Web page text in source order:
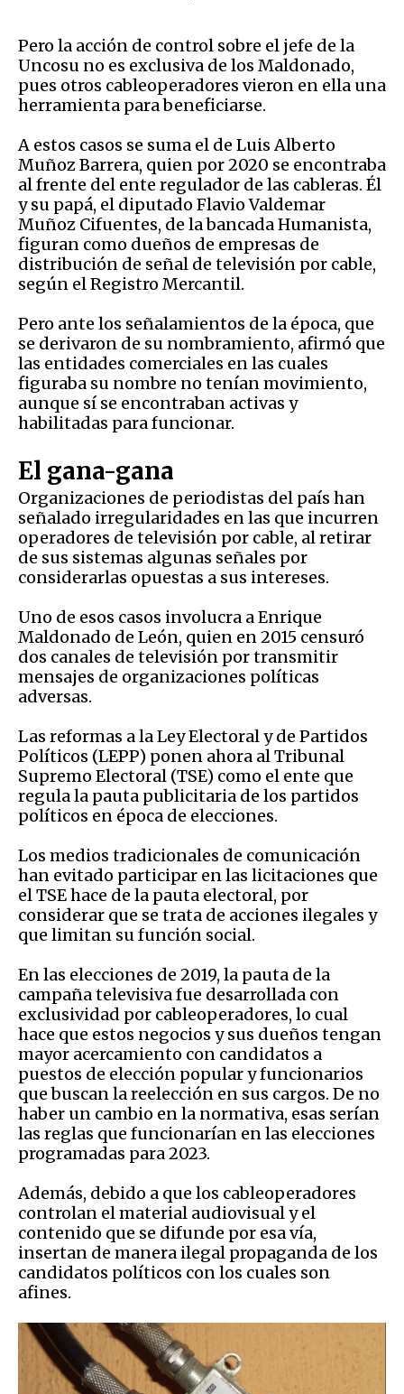
Pero la acción de control sobre el jefe de la
Uncosu no es exclusiva de los Maldonado,
pues otros cableoperadores vieron en ella una
herramienta para beneficiarse.
A estos casos se suma el de Luis Alberto
Muñoz Barrera, quien por 2020 se encontraba
al frente del ente regulador de las cableras. Él
y su papá, el diputado Flavio Valdemar
Muñoz Cifuentes, de la bancada Humanista,
figuran como dueños de empresas de
distribución de señal de televisión por cable,
según el Registro Mercantil.
Pero ante los señalamientos de la época, que
se derivaron de su nombramiento, afirmó que
las entidades comerciales en las cuales
figuraba su nombre no tenían movimiento,
aunque sí se encontraban activas y
habilitadas para funcionar.
El gana-gana
Organizaciones de periodistas del país han
señalado irregularidades en las que incurren
operadores de televisión por cable, al retirar
de sus sistemas algunas señales por
considerarlas opuestas a sus intereses.
Uno de esos casos involucra a Enrique
Maldonado de León, quien en 2015 censuró
dos canales de televisión por transmitir
mensajes de organizaciones políticas
adversas.
Las reformas a la Ley Electoral y de Partidos
Políticos (LEPP) ponen ahora al Tribunal
Supremo Electoral (TSE) como el ente que
regula la pauta publicitaria de los partidos
políticos en época de elecciones.
Los medios tradicionales de comunicación
han evitado participar en las licitaciones que
el TSE hace de la pauta electoral, por
considerar que se trata de acciones ilegales y
que limitan su función social.
En las elecciones de 2019, la pauta de la
campaña televisiva fue desarrollada con
exclusividad por cableoperadores, lo cual
hace que estos negocios y sus dueños tengan
mayor acercamiento con candidatos a
puestos de elección popular y funcionarios
que buscan la reelección en sus cargos. De no
haber un cambio en la normativa, esas serían
las reglas que funcionarían en las elecciones
programadas para 2023.
Además, debido a que los cableoperadores
controlan el material audiovisual y el
contenido que se difunde por esa vía,
insertan de manera ilegal propaganda de los
candidatos políticos con los cuales son
afines.